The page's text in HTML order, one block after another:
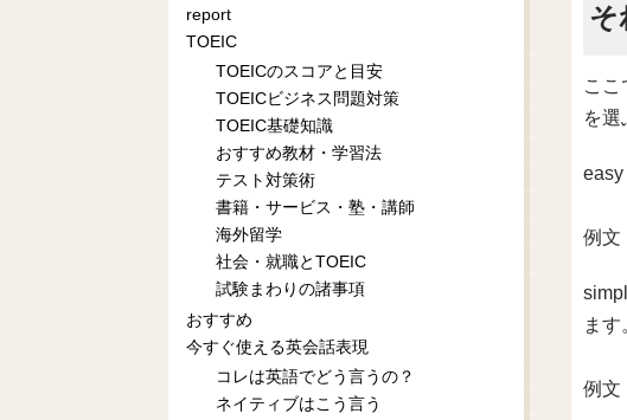
そ
こ
を選
easy
例文
ます
例文
report
TOEIC
TOEICのスコアと目安
TOEICビジネス問題対策
TOEIC基礎知識
おすすめ教材・学習法
テスト対策術
書籍・サービス・塾・講師
海外留学
社会・就職とTOEIC
試験まわりの諸事項
おすすめ
今すぐ使える英会話表現
コレは英語でどう言うの？
ネイティブはこう言う